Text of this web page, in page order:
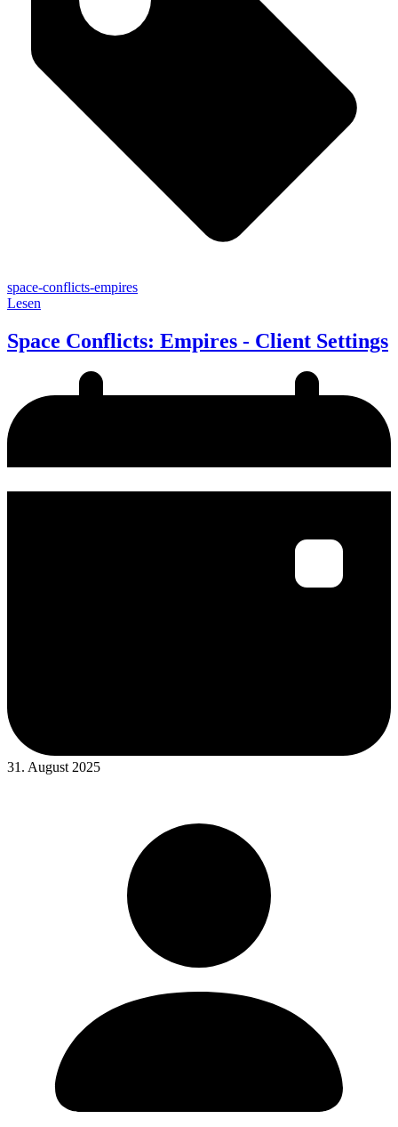
space-conflicts-empires
Lesen
Space Conflicts: Empires - Client Settings
31. August 2025